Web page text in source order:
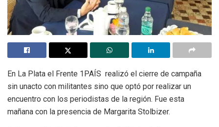
En La Plata el Frente 1PAÍS realizó el cierre de campaña
sin unacto con militantes sino que optó por realizar un
encuentro con los periodistas de la región. Fue esta
mañana con la presencia de Margarita Stolbizer.